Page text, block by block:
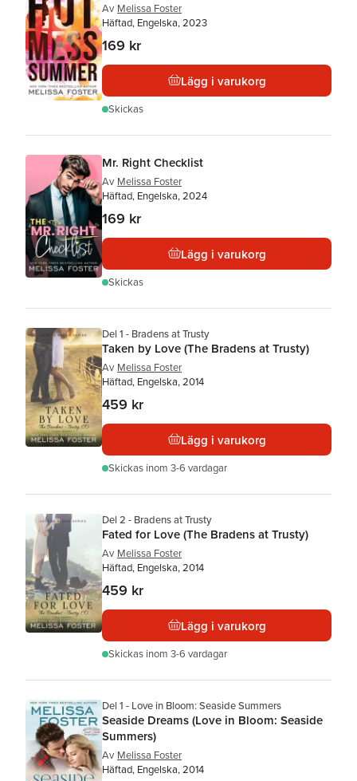
Av Melissa Foster
Häftad, Engelska, 2023
169 kr
Lägg i varukorg
Skickas
Mr. Right Checklist
Av Melissa Foster
Häftad, Engelska, 2024
169 kr
Lägg i varukorg
Skickas
Del 1 - Bradens at Trusty
Taken by Love (The Bradens at Trusty)
Av Melissa Foster
Häftad, Engelska, 2014
459 kr
Lägg i varukorg
Skickas inom 3-6 vardagar
Del 2 - Bradens at Trusty
Fated for Love (The Bradens at Trusty)
Av Melissa Foster
Häftad, Engelska, 2014
459 kr
Lägg i varukorg
Skickas inom 3-6 vardagar
Del 1 - Love in Bloom: Seaside Summers
Seaside Dreams (Love in Bloom: Seaside
Summers)
Av Melissa Foster
Häftad, Engelska, 2014